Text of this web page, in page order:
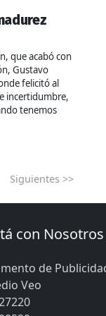
que acabó con
Gustavo
felicitó al
incertidumbre,
tenemos
Siguientes >>
con Nosotros
de
Veo